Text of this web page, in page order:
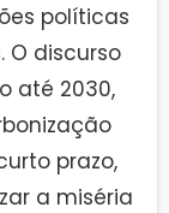
políticas
O discurso
até 2030,
prazo,
a miséria